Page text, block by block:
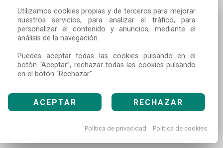
Utilizamos cookies propias y de terceros para mejorar
nuestros servicios, para analizar el tráfico, para
personalizar el contenido y anuncios, mediante el
análisis de la navegación.
Puedes aceptar todas las cookies pulsando en el
botón “Aceptar”, rechazar todas las cookies pulsando
en el botón “Rechazar”
ACEPTAR RECHAZAR
Política de privacidad Política de cookies